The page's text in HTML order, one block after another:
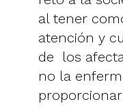
al tener
atención y
de los
no la